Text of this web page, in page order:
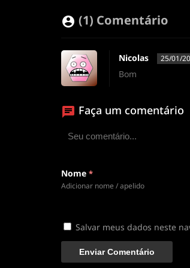
(1) Comentário
Nicolas 25/01/
Bom
Faça um comentário
Nome *
Adicionar nome / apelido
Salvar meus dados neste